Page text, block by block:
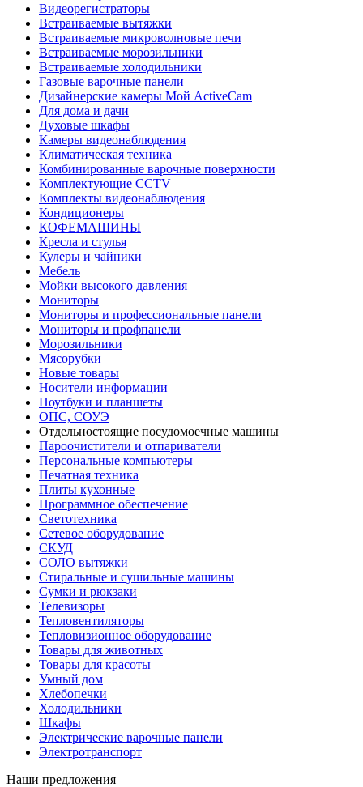
Видеорегистраторы
Встраиваемые вытяжки
Встраиваемые микроволновые печи
Встраиваемые морозильники
Встраиваемые холодильники
Газовые варочные панели
Дизайнерские камеры Мой ActiveCam
Для дома и дачи
Духовые шкафы
Камеры видеонаблюдения
Климатическая техника
Комбинированные варочные поверхности
Комплектующие CCTV
Комплекты видеонаблюдения
Кондиционеры
КОФЕМАШИНЫ
Кресла и стулья
Кулеры и чайники
Мебель
Мойки высокого давления
Мониторы
Мониторы и профессиональные панели
Мониторы и профпанели
Морозильники
Мясорубки
Новые товары
Носители информации
Ноутбуки и планшеты
ОПС, СОУЭ
Отдельностоящие посудомоечные машины
Пароочистители и отпариватели
Персональные компьютеры
Печатная техника
Плиты кухонные
Программное обеспечение
Светотехника
Сетевое оборудование
СКУД
СОЛО вытяжки
Стиральные и сушильные машины
Сумки и рюкзаки
Телевизоры
Тепловентиляторы
Тепловизионное оборудование
Товары для животных
Товары для красоты
Умный дом
Хлебопечки
Холодильники
Шкафы
Электрические варочные панели
Электротранспорт
Наши предложения